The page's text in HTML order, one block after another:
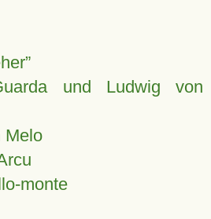
und Ludwig von
Melo
monte